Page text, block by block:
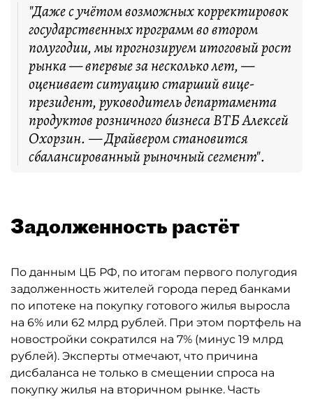
"Даже с учётом возможных корректировок
государственных программ во втором
полугодии, мы прогнозируем итоговый рост
рынка — впервые за несколько лет, —
оценивает ситуацию старший вице-
президент, руководитель департамента
продуктов розничного бизнеса ВТБ Алексей
Охорзин. — Драйвером становится
сбалансированный рыночный сегмент".
Задолженность растёт
По данным ЦБ РФ, по итогам первого полугодия
задолженность жителей города перед банками
по ипотеке на покупку готового жилья выросла
на 6% или 62 млрд рублей. При этом портфель на
новостройки сократился на 7% (минус 19 млрд
рублей). Эксперты отмечают, что причина
дисбаланса не только в смещении спроса на
покупку жилья на вторичном рынке. Часть